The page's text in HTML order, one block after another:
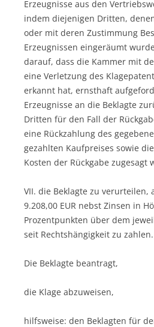
Erzeugnisse aus den
indem diejenigen Dritten,
oder mit deren Zustimmung
Erzeugnissen eingeräumt
darauf, dass die Kammer mit
eine Verletzung des
erkannt hat, ernsthaft
Erzeugnisse an die Beklagte
Dritten für den Fall der
eine Rückzahlung des
gezahlten Kaufpreises sowie
Kosten der Rückgabe zugesagt
VII. die Beklagte zu verurteilen,
9.208,00 EUR nebst Zinsen in
Prozentpunkten über dem
seit Rechtshängigkeit zu zahlen.
Die Beklagte beantragt,
die Klage abzuweisen,
hilfsweise: den Beklagten für